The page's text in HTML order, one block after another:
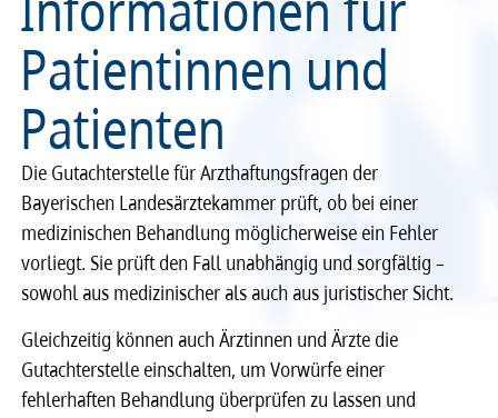
Service & Kontakt
meineBLÄK
Service & Kontakt
meineBLÄK
Patientinnen und
Patienten
Die Gutachterstelle für Arzthaftungsfragen der
Bayerischen Landesärztekammer prüft, ob bei einer
medizinischen Behandlung möglicherweise ein Fehler
vorliegt. Sie prüft den Fall unabhängig und sorgfältig –
sowohl aus medizinischer als auch aus juristischer Sicht.
Gleichzeitig können auch Ärztinnen und Ärzte die
Gutachterstelle einschalten, um Vorwürfe einer
fehlerhaften Behandlung überprüfen zu lassen und